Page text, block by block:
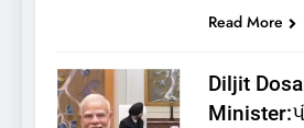
Read More
Diljit